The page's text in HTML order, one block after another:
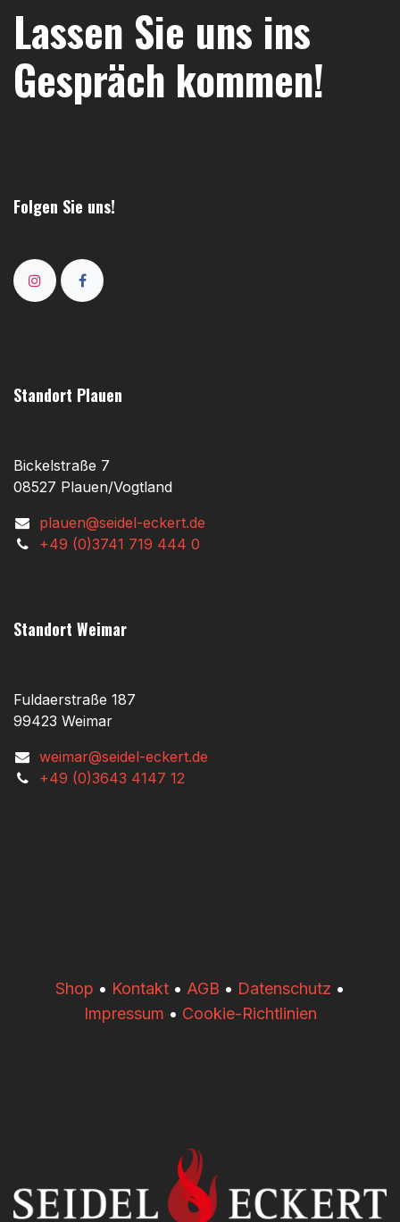
Lassen Sie uns ins
Gespräch kommen!
Folgen Sie uns!
Standort Plauen
Bickelstraße 7
08527 Plauen/Vogtland
plauen@seidel-eckert.de
+49 (0)3741 719 444 0
Standort Weimar
Fuldaerstraße 187
99423 Weimar
weimar@seidel-eckert.de
+49 (0)3643 4147 12
​​Shop • Kontakt • AGB • Datenschutz •
Impressum • Cookie-Richtlinien